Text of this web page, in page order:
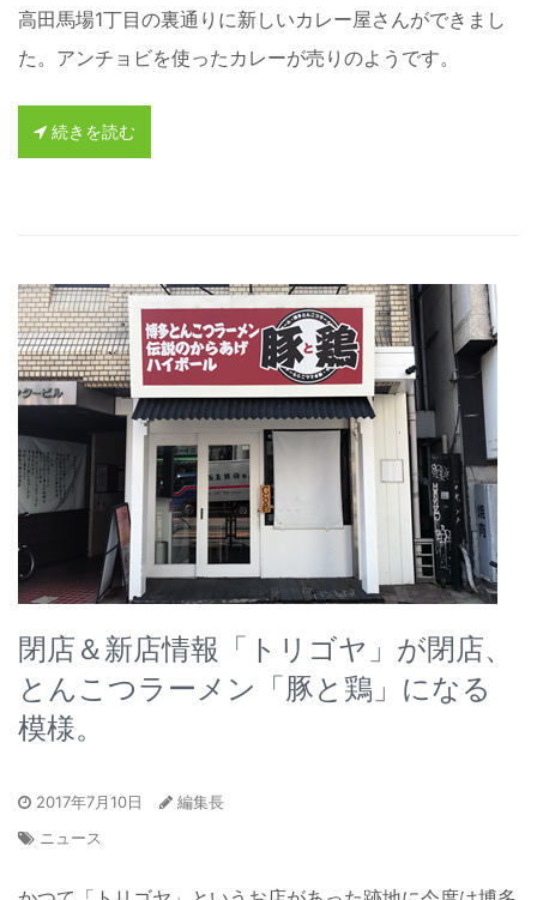
高田馬場1丁目の裏通りに新しいカレー屋さんができまし
た。アンチョビを使ったカレーが売りのようです。
続きを読む
閉店＆新店情報「トリゴヤ」が閉店、
とんこつラーメン「豚と鶏」になる
模様。
2017年7月10日
編集長
ニュース